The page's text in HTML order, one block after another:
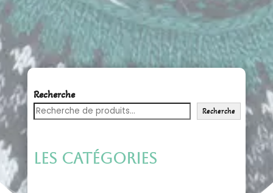
Recherche
Recherche
Les catégories